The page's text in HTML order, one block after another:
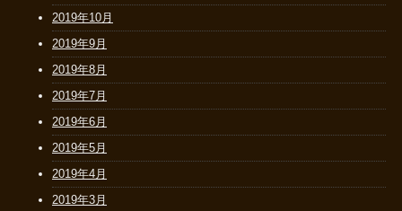
2019年10月
2019年9月
2019年8月
2019年7月
2019年6月
2019年5月
2019年4月
2019年3月